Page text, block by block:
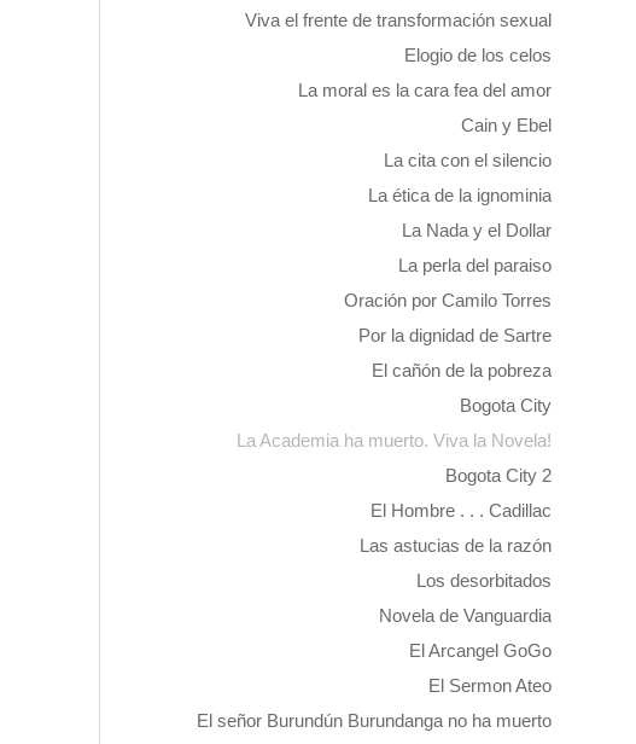
Viva el frente de transformación sexual
Elogio de los celos
La moral es la cara fea del amor
Cain y Ebel
La cita con el silencio
La ética de la ignominia
La Nada y el Dollar
La perla del paraiso
Oración por Camilo Torres
Por la dignidad de Sartre
El cañón de la pobreza
Bogota City
La Academia ha muerto. Viva la Novela!
Bogota City 2
El Hombre . . . Cadillac
Las astucias de la razón
Los desorbitados
Novela de Vanguardia
El Arcangel GoGo
El Sermon Ateo
El señor Burundún Burundanga no ha muerto